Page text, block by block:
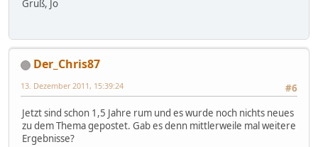
Gruß, Jo
Der_Chris87
#6
13. Dezember 2011, 15:39:24
Jetzt sind schon 1,5 Jahre rum und es wurde noch nichts neues
zu dem Thema gepostet. Gab es denn mittlerweile mal weitere
Ergebnisse?